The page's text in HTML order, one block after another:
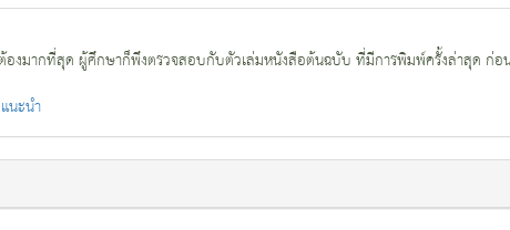
งมากที่สุด ผู้ศึกษาก็พึงตรวจสอบกับตัวเล่มหนังสือต้นฉบับ ที่มีการพิมพ์ครั้งล่าสุด ก่อน
นะนำ